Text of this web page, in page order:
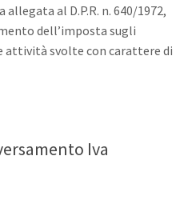
al D.P.R. n. 640/1972,
dell’imposta sugli
svolte con carattere di
Iva